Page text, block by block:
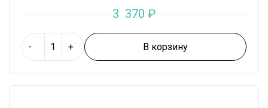
3 370 ₽
- + В корзину